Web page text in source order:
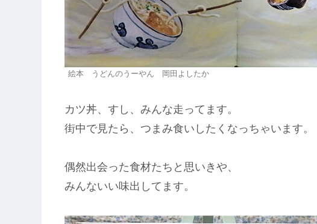
絵本 うどんのうーやん 岡田よしたか
カツ丼、すし、みんな走ってます。
街中で見たら、つまみ食いしたくなっちゃいます。
偶然出会った食材たちと思いきや、
みんないい味出してます。